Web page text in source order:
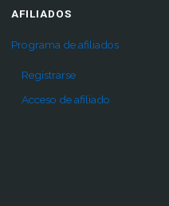
AFILIADOS
Programa de afiliados
Registrarse
Acceso de afiliado